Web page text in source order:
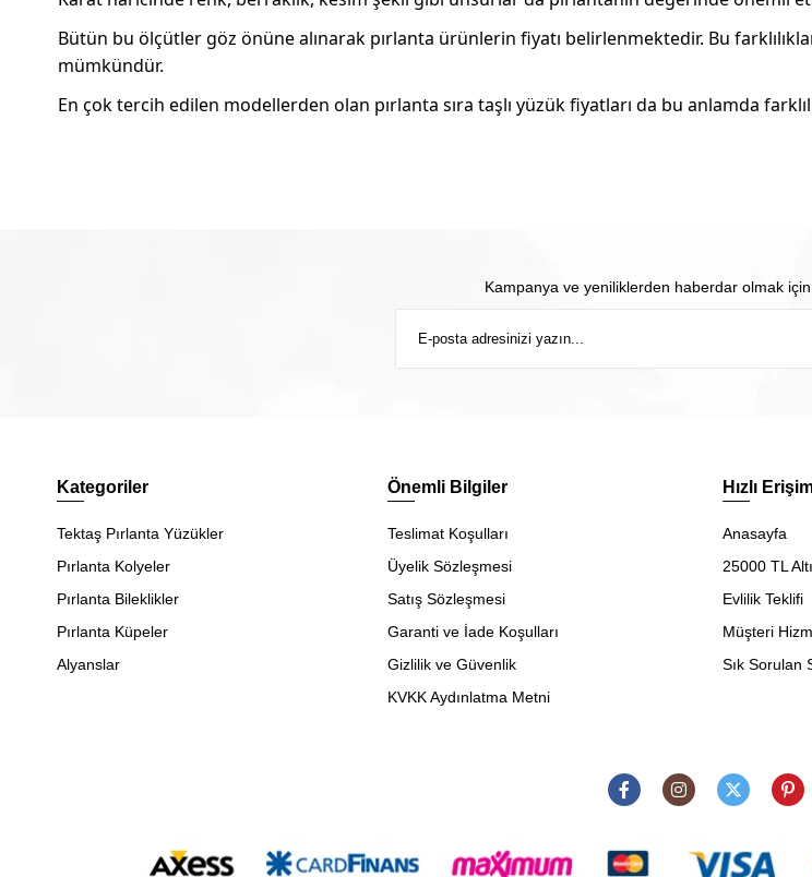
Bütün bu ölçütler göz önüne alınarak pırlanta ürünlerin fiyatı belirlenmektedir. Bu
mümkündür.
En çok tercih edilen modellerden olan pırlanta sıra taşlı yüzük fiyatları da bu anlamda
Kampanya ve yeniliklerden haberdar olmak için
Kategoriler
Tektaş Pırlanta Yüzükler
Pırlanta Kolyeler
Pırlanta Bileklikler
Pırlanta Küpeler
Alyanslar
Önemli Bilgiler
Teslimat Koşulları
Üyelik Sözleşmesi
Satış Sözleşmesi
Garanti ve İade Koşulları
Gizlilik ve Güvenlik
KVKK Aydınlatma Metni
Hızlı
Anasayfa
25000 TL Altı
Evlilik Teklifi
Müşteri
Sık Sorulan